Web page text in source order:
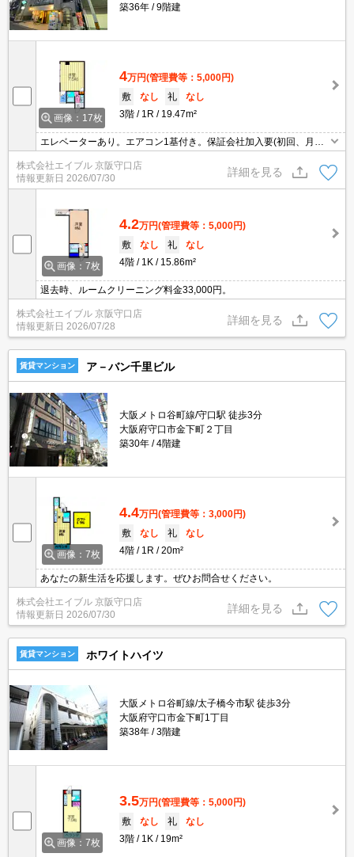
築36年
9階建
画像：17枚
4万円(管理費等：5,000円)
敷
なし 礼
なし
3階
1R 19.47m²
エレベーターあり。エアコン1基付き。保証会社加入要(初回、月額
株式会社エイブル 京阪守口店
情報更新日 2026/07/30
詳細を見る
画像：7枚
4.2万円(管理費等：5,000円)
敷
なし 礼
なし
4階
1K 15.86m²
退去時、ルームクリーニング料金33,000円。
株式会社エイブル 京阪守口店
情報更新日 2026/07/28
詳細を見る
賃貸マンション ア－バン千里ビル
大阪メトロ谷町線/守口駅 徒歩3分
大阪府守口市金下町２丁目
築30年
4階建
画像：7枚
4.4万円(管理費等：3,000円)
敷
なし 礼
なし
4階
1R 20m²
あなたの新生活を応援します。ぜひお問合せください。
株式会社エイブル 京阪守口店
情報更新日 2026/07/30
詳細を見る
賃貸マンション ホワイトハイツ
大阪メトロ谷町線/太子橋今市駅 徒歩3分
大阪府守口市金下町1丁目
築38年
3階建
画像：7枚
3.5万円(管理費等：5,000円)
敷
なし 礼
なし
3階
1K 19m²